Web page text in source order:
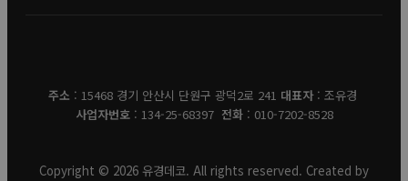
주소 : 15468 경기 안산시 단원구 광덕2로 241 대표자: 조유경
사업자번호: 134-25-68397 전화: 010-7202-8528
Copyright © 2026 유경데코. All rights reserved. Created by